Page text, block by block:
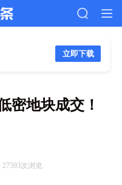
立即下载
密地块成交！
27593次浏览